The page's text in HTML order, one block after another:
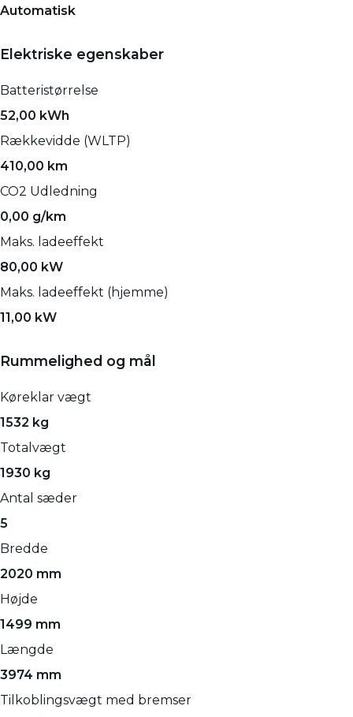
Automatisk
Elektriske egenskaber
Batteristørrelse
52,00 kWh
Rækkevidde (WLTP)
410,00 km
CO2 Udledning
0,00 g/km
Maks. ladeeffekt
80,00 kW
Maks. ladeeffekt (hjemme)
11,00 kW
Rummelighed og mål
Køreklar vægt
1532 kg
Totalvægt
1930 kg
Antal sæder
5
Bredde
2020 mm
Højde
1499 mm
Længde
3974 mm
Tilkoblingsvægt med bremser